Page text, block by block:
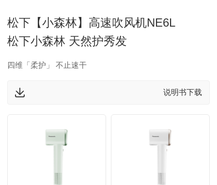
松下【小森林】高速吹风机NE6L
松下小森林 天然护秀发
四维「柔护」 不止速干
说明书下载